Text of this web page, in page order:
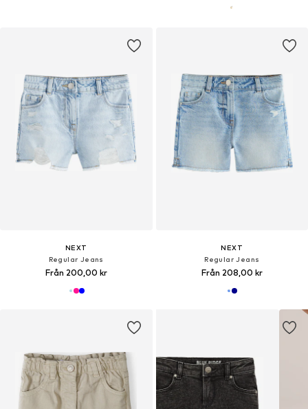
NEXT
Regular Jeans
Från 200,00 kr
NEXT
Regular Jeans
Från 208,00 kr